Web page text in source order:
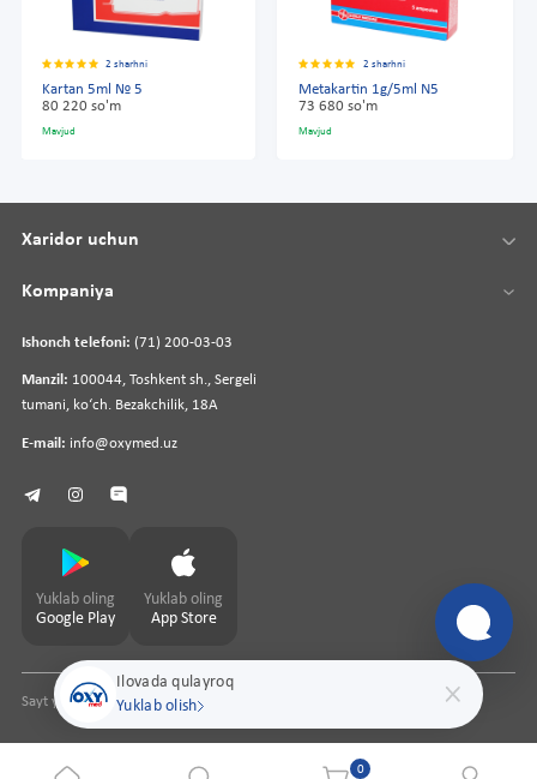
2 sharhni
Kartan 5ml № 5
80 220 so'm
Mavjud
2 sharhni
Metakartin 1g/5ml N5
73 680 so'm
Mavjud
Ilovada qulayroq
Yuklab olish
Ishonch telefoni: (71) 200-03-03
Manzil: 100044, Toshkent sh., Sergeli
tumani, koʻch. Bezakchilik, 18A
E-mail: info@oxymed.uz
Xaridor uchun
Kompaniya
Yuklab oling
Google Play
Yuklab oling
App Store
Sayt yaratuvchipharmit.uz
0